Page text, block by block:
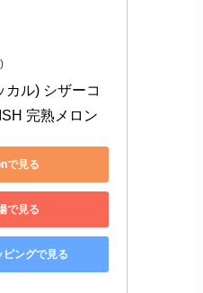
ル) シザーコ
完熟メロン
で見る
で見る
ングで見る